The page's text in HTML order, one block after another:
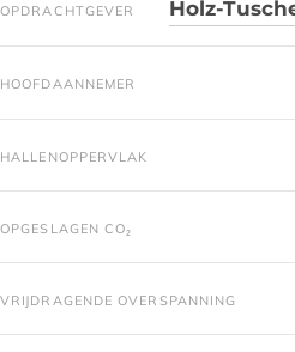
OPDRACHTGEVER Holz-
HOOFDAANNEMER
HALLENOPPERVLAK
OPGESLAGEN CO₂
VRIJDRAGENDE OVERSPANNING